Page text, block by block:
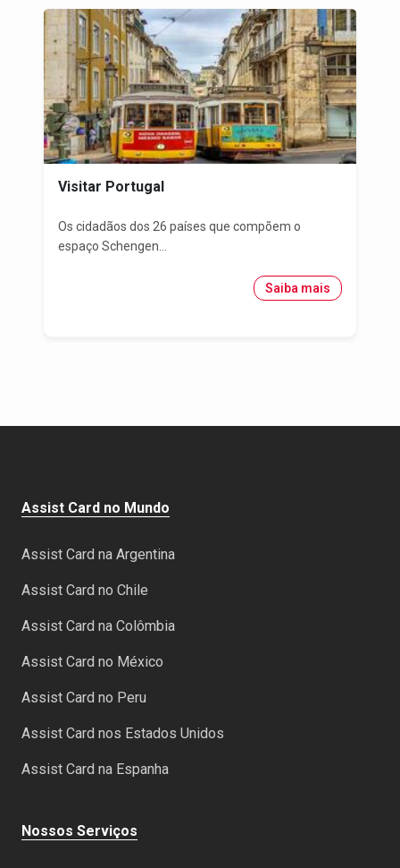
Visitar Portugal
Os cidadãos dos 26 países que compõem o
espaço Schengen...
Saiba mais
Assist Card no Mundo
Assist Card na Argentina
Assist Card no Chile
Assist Card na Colômbia
Assist Card no México
Assist Card no Peru
Assist Card nos Estados Unidos
Assist Card na Espanha
Nossos Serviços